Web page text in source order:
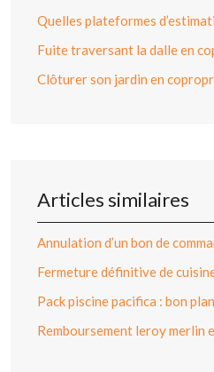
Quelles plateformes
Fuite traversant la dalle en
Clôturer son jardin en
Articles similaires
Annulation d’un bon de
Fermeture définitive de
Pack piscine pacifica : bon
Remboursement leroy merlin